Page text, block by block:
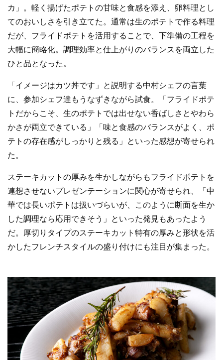
カ」。軽く揚げたポテトの甘味と食感を添え、卵料理とし
てのおいしさを引き立てた。通常は生のポテトで作る料理
だが、フライドポテトを活用することで、下準備の工程を
大幅に簡略化。調理効率と仕上がりのバランスを両立した
ひと品となった。
「イメージはカツ丼です」と説明する中村シェフの言葉
に、参加シェフ達もうなずきながら試食。「フライドポテ
トだからこそ、生のポテトでは出せない香ばしさとやわら
かさが両立できている」「味と食感のバランスがよく、ポ
テトの存在感がしっかりと残る」といった感想が寄せられ
た。
ステーキカットの厚みを生かしながらもフライドポテトを
連想させないプレゼンテーションに関心が寄せられ、「中
華では長いポテトは扱いづらいが、このように断面を生か
した調理なら応用できそう」といった発見もあったよう
だ。厚切りタイプのステーキカット特有の厚みと形状を活
かしたフレンチスタイルの盛り付けにも注目が集まった。